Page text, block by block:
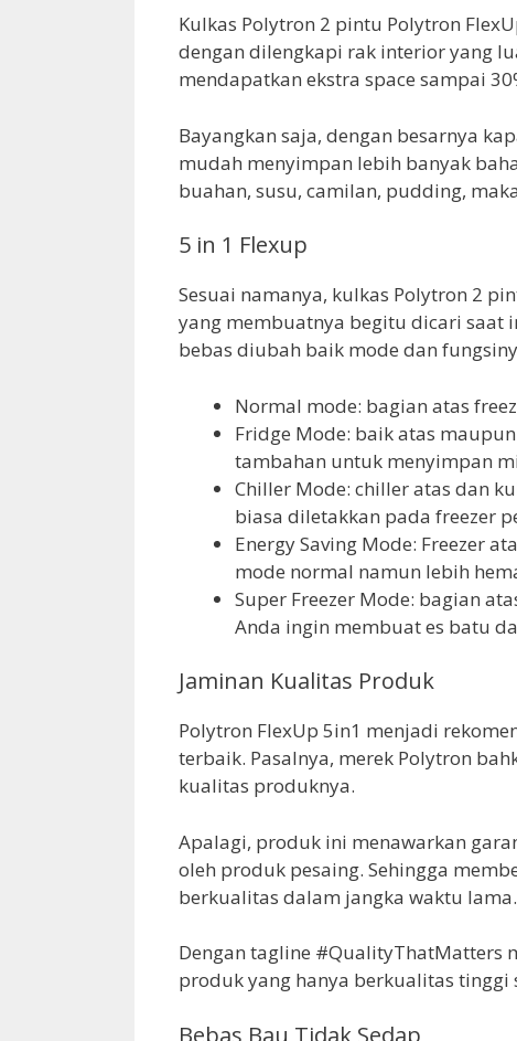
Kulkas Polytron 2 pintu Polytron
dengan dilengkapi rak interior yang
mendapatkan ekstra space sampai
Bayangkan saja, dengan besarnya
mudah menyimpan lebih banyak
buahan, susu, camilan, pudding,
5 in 1 Flexup
Sesuai namanya, kulkas Polytron 2
yang membuatnya begitu dicari saat
bebas diubah baik mode dan
Normal mode: bagian atas
Fridge Mode: baik atas
tambahan untuk menyimpan
Chiller Mode: chiller atas dan
biasa diletakkan pada freezer
Energy Saving Mode: Freezer
mode normal namun lebih
Super Freezer Mode: bagian
Anda ingin membuat es batu
Jaminan Kualitas Produk
Polytron FlexUp 5in1 menjadi
terbaik. Pasalnya, merek Polytron
kualitas produknya.
Apalagi, produk ini menawarkan
oleh produk pesaing. Sehingga
berkualitas dalam jangka waktu lama.
Dengan tagline #QualityThatMatters
produk yang hanya berkualitas
Bebas Bau Tidak Sedap